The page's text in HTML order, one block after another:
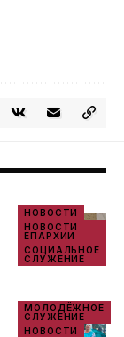
НОВОСТИ
НОВОСТИ
ЕПАРХИИ
СОЦИАЛЬНОЕ
СЛУЖЕНИЕ
МОЛОДЁЖНОЕ
СЛУЖЕНИЕ
НОВОСТИ